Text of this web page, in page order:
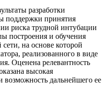
разработки
поддержки принятия
риска трудной интубации
построения и обучения
на основе которой
реализованного в виде
Оценена релевантность
высокая
возможность дальнейшего ее